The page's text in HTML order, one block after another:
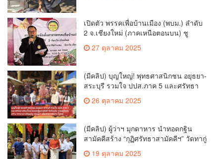
เปิดตัว พรรคเพื่อบ้านเมือง (พบม.) ลำดับ
2 จ.เชียงใหม่ (ภาคเหนือตอนบน) ชู
เกษตรกร สร้างสวัสดิการ-อาชีพที่มั่นคง
เผาทำลายยาเสพติดทิ้งทันทีหากจับได้
27 ตุลาคม 2025
(มีคลิป) บุญใหญ่! พุทธศาสนิกชน อยุธยา-
สระบุรี รวมใจ ปปส.ภาค 5 และศรัทธา
26 ตุลาคม 2025
(มีคลิป) ผู้ว่าฯ มุกดาหาร นำทอดกฐิน
สามัคคีสร้าง “กุฏิศรัทธาสามัคคีฯ” วัดทากู่
แก้วลำพูน ยอดปัจจัย 5 แสนกว่าบาท
19 ตุลาคม 2025